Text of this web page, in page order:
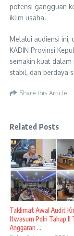
potensi gangguan
iklim usaha.
Melalui audiensi ini,
KADIN Provinsi
semakin kuat dalam
stabil, dan berdaya
Share this Article
Related Posts
Taklimat Awal Audit
Itwasum Polri Tahap II
Anggaran ...